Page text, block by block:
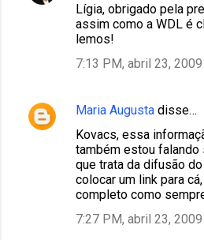
Lígia, obrigado pela
assim como a WDL é
lemos!
7:13 PM, abril 23, 2009
Maria Augusta disse…
Kovacs, essa
também estou
que trata da difusão
colocar um link para
completo como
7:27 PM, abril 23, 2009